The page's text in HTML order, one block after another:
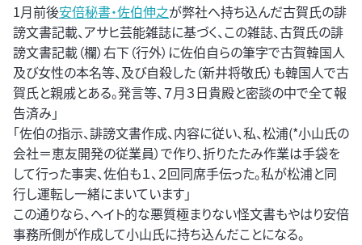
1月前後安倍秘書・佐伯伸之が弊社へ持ち込んだ古賀氏の誹
謗文書記載、アサヒ芸能雑誌に基づく、この雑誌、古賀氏の誹
謗文書記載（欄）右下（行外）に佐伯自らの筆字で古賀韓国人
及び女性の本名等、及び自殺した（新井将敬氏）も韓国人で古
賀氏と親戚とある。発言等、７月３日貴殿と密談の中で全て報
告済み」
「佐伯の指示、誹謗文書作成、内容に従い、私、松浦(*小山氏の
会社＝恵友開発の従業員）で作り、折りたたみ作業は手袋を
して行った事実、佐伯も１、２回同席手伝った。私が松浦と同
行し運転し一緒にまいています」
この通りなら、ヘイト的な悪質極まりない怪文書もやはり安倍
事務所側が作成して小山氏に持ち込んだことになる。